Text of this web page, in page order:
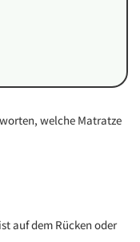
welche Matratze
ist auf dem Rücken oder